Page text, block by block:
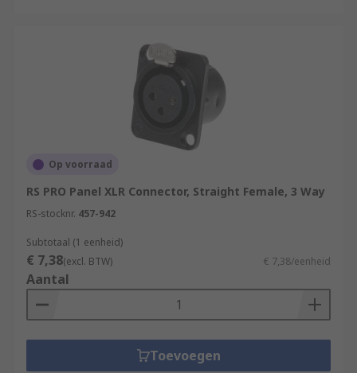
Op voorraad
RS PRO Panel XLR Connector, Straight Female, 3 Way
RS-stocknr. 457-942
Subtotaal (1 eenheid)
€ 7,38(excl. BTW) € 7,38/eenheid
Aantal
Toevoegen